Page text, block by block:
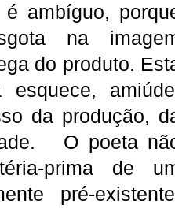
ambíguo,
na
do produto.
esquece,
da produção,
O poeta
prima de
pré-